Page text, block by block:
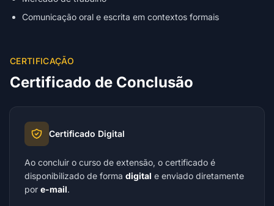
Comunicação oral e escrita em contextos formais
CERTIFICAÇÃO
Certificado de Conclusão
Certificado Digital
Ao concluir o curso de extensão, o certificado é
disponibilizado de forma digital e enviado diretamente
por e-mail.